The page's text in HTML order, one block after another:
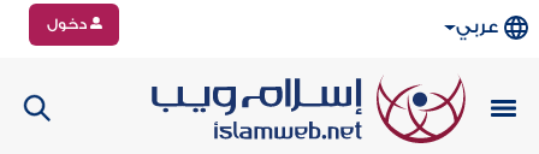
عربي دخول